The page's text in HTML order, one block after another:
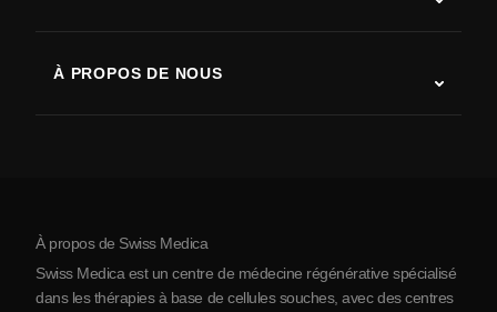
Maladie de Parkinson
Arthrite
À PROPOS DE NOUS
À propos de la Serbie
À propos de Swiss Medica
Swiss Medica est un centre de médecine régénérative spécialisé
dans les thérapies à base de cellules souches, avec des centres